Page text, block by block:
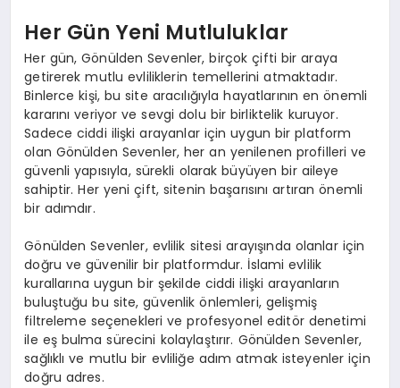
Her Gün Yeni Mutluluklar
Her gün, Gönülden Sevenler, birçok çifti bir araya
getirerek mutlu evliliklerin temellerini atmaktadır.
Binlerce kişi, bu site aracılığıyla hayatlarının en önemli
kararını veriyor ve sevgi dolu bir birliktelik kuruyor.
Sadece ciddi ilişki arayanlar için uygun bir platform
olan Gönülden Sevenler, her an yenilenen profilleri ve
güvenli yapısıyla, sürekli olarak büyüyen bir aileye
sahiptir. Her yeni çift, sitenin başarısını artıran önemli
bir adımdır.
Gönülden Sevenler, evlilik sitesi arayışında olanlar için
doğru ve güvenilir bir platformdur. İslami evlilik
kurallarına uygun bir şekilde ciddi ilişki arayanların
buluştuğu bu site, güvenlik önlemleri, gelişmiş
filtreleme seçenekleri ve profesyonel editör denetimi
ile eş bulma sürecini kolaylaştırır. Gönülden Sevenler,
sağlıklı ve mutlu bir evliliğe adım atmak isteyenler için
doğru adres.